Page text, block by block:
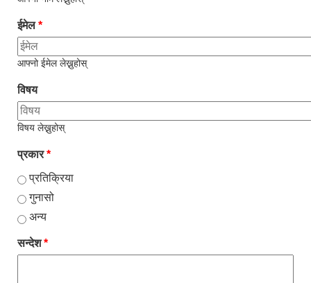
ईमेल*
आफ्नो ईमेल लेख्नुहोस्
विषय
विषय लेख्नुहोस्
प्रकार*
प्रतिक्रिया
गुनासो
अन्य
सन्देश*